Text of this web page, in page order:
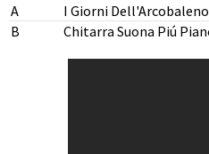
A
I Giorni Dell'Arcobaleno
B
Chitarra Suona Piú